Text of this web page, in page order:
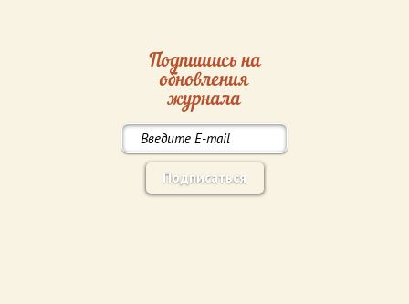
Подпишись на
обновления
журнала
Подписаться